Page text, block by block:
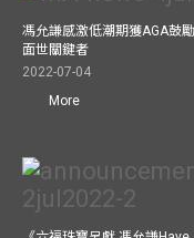
馮允謙感激低潮期獲AGA鼓
面世關鍵者
2022-07-04
More